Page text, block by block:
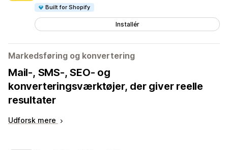
Built for Shopify
Installér
Markedsføring og konvertering
Mail-, SMS-, SEO- og
konverteringsværktøjer, der giver reelle
resultater
Udforsk mere